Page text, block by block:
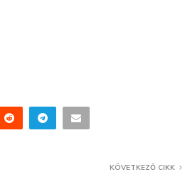
KÖVETKEZŐ CIKK